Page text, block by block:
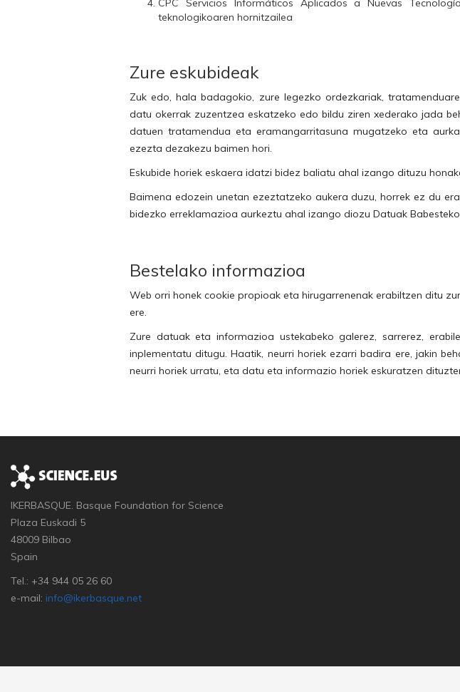
CPC Servicios Informáticos Aplicados a Nuevas
teknologikoaren hornitzailea
Zure eskubideak
Zuk edo, hala badagokio, zure legezko ordezkariak,
datu okerrak zuzentzea eskatzeko edo bildu ziren xederako jada
datuen tratamendua eta eramangarritasuna mugatzeko eta
ezezta dezakezu baimen hori.
Eskubide horiek eskaera idatzi bidez baliatu ahal izango dituzu
Baimena edozein unetan ezeztatzeko aukera duzu, horrek ez du
bidezko erreklamazioa aurkeztu ahal izango diozu Datuak
Bestelako informazioa
Web orri honek cookie propioak eta hirugarrenenak erabiltzen ditu
ere.
Zure datuak eta informazioa ustekabeko galerez, sarrerez,
inplementatu ditugu. Haatik, neurri horiek ezarri badira ere, jakin
neurri horiek urratu, eta datu eta informazio horiek eskuratzen
IKERBASQUE. Basque Foundation for Science
Plaza Euskadi 5
48009 Bilbao
Spain
Tel.: +34 944 05 26 60
e-mail: info@ikerbasque.net